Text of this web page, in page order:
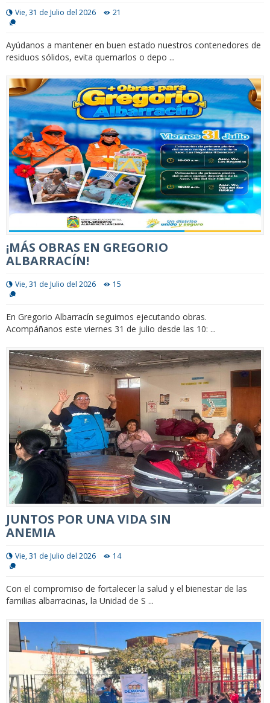
Vie, 31 de Julio del 2026 21
Ayúdanos a mantener en buen estado nuestros contenedores de
residuos sólidos, evita quemarlos o depo ...
¡MÁS OBRAS EN GREGORIO
ALBARRACÍN!
Vie, 31 de Julio del 2026 15
En Gregorio Albarracín seguimos ejecutando obras.
Acompáñanos este viernes 31 de julio desde las 10: ...
JUNTOS POR UNA VIDA SIN
ANEMIA
Vie, 31 de Julio del 2026 14
Con el compromiso de fortalecer la salud y el bienestar de las
familias albarracinas, la Unidad de S ...